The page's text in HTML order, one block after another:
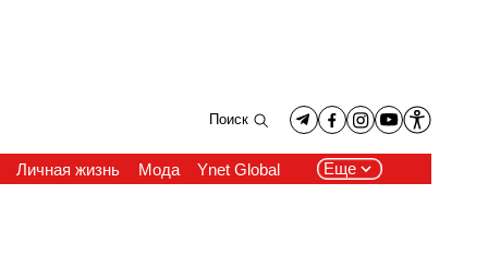
Поиск
Личная жизнь Мода Ynet Global Еще